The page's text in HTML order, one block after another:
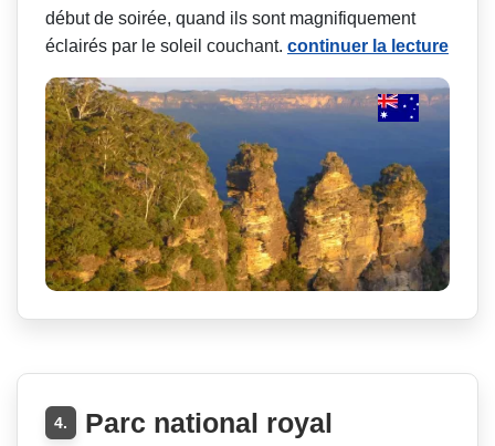
début de soirée, quand ils sont magnifiquement
éclairés par le soleil couchant. continuer la lecture
4. Parc national royal